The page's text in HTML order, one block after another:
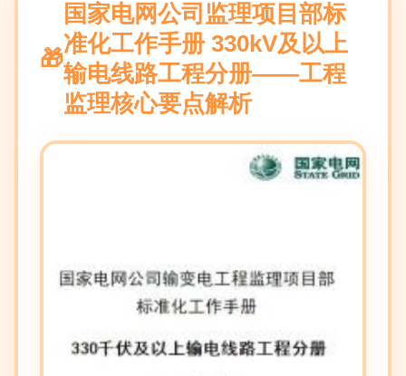
国家电网公司监理项目部标
准化工作手册 330kV及以上
输电线路工程分册——工程
监理核心要点解析